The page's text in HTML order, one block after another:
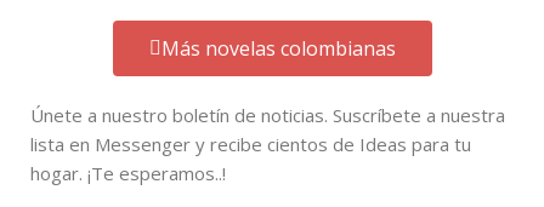
Más novelas colombianas
Únete a nuestro boletín de noticias. Suscríbete a nuestra
lista en Messenger y recibe cientos de Ideas para tu
hogar. ¡Te esperamos..!